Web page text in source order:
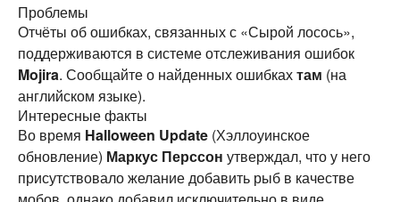
Проблемы
Отчёты об ошибках, связанных с «Сырой лосось»,
поддерживаются в системе отслеживания ошибок
Mojira. Сообщайте о найденных ошибкахтам (на
английском языке).
Интересные факты
Во время Halloween Update (Хэллоуинское
обновление) Маркус Перссон утверждал, что у него
присутствовало желание добавить рыб в качестве